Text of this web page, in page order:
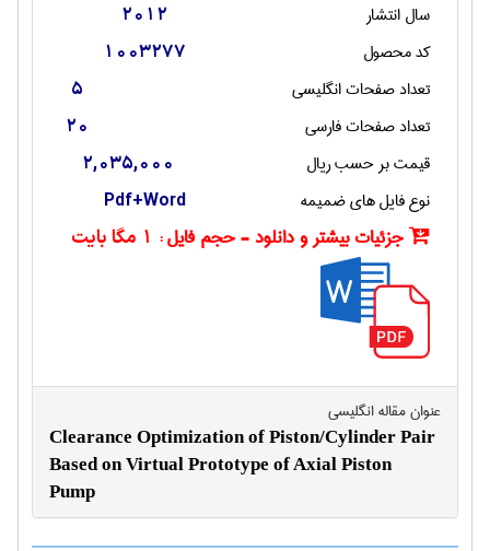
سال انتشار 2012
کد محصول 1003277
تعداد صفحات انگليسی 5
تعداد صفحات فارسی 20
قیمت بر حسب ریال 2,035,000
نوع فایل های ضمیمه Pdf+Word
جزئیات بیشتر و دانلود - حجم فایل : 1 مگا بایت
عنوان مقاله انگليسی
Clearance Optimization of Piston/Cylinder Pair
Based on Virtual Prototype of Axial Piston
Pump